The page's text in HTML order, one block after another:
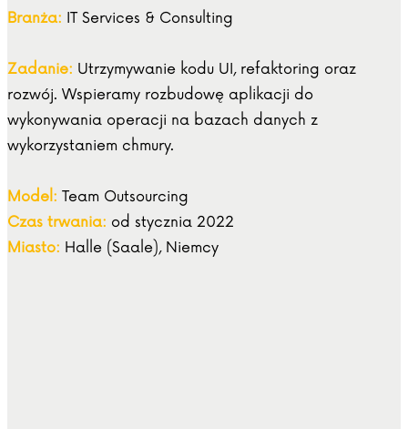
Branża: IT Services & Consulting
Zadanie: Utrzymywanie kodu UI, refaktoring oraz
rozwój. Wspieramy rozbudowę aplikacji do
wykonywania operacji na bazach danych z
wykorzystaniem chmury.
Model: Team Outsourcing
Czas trwania: od stycznia 2022
Miasto: Halle (Saale), Niemcy